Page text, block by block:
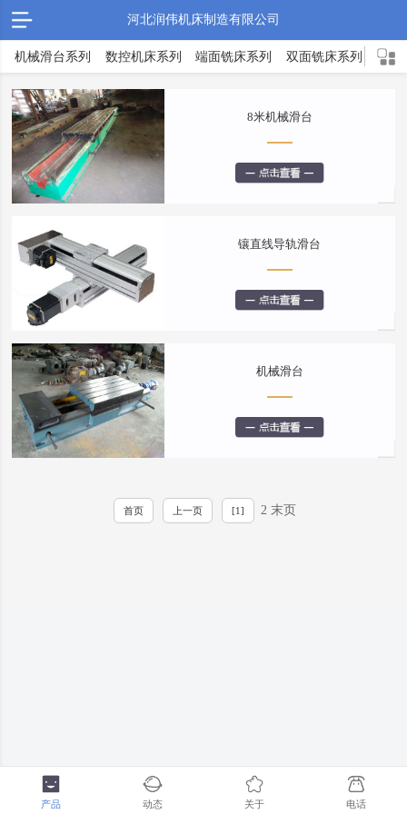
河北润伟机床制造有限公司
机械滑台系列 数控机床系列 端面铣床系列 双面铣床系列 TX
8米机械滑台
镶直线导轨滑台
机械滑台
首页 上一页 [1] 2 末页
产品 动态 关于 电话